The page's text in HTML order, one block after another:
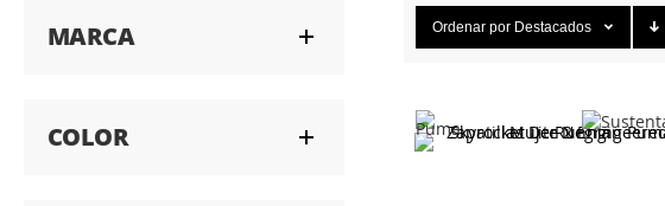
Ordenar por Destacados
MARCA
COLOR